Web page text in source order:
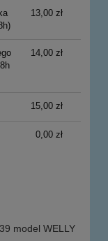
13,00 zł
14,00 zł
15,00 zł
0,00 zł
model WELLY